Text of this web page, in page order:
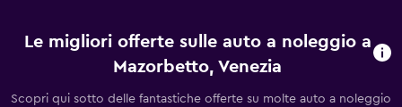
Le migliori offerte sulle auto a noleggio a
Mazorbetto, Venezia
Scopri qui sotto delle fantastiche offerte su molte auto a noleggio